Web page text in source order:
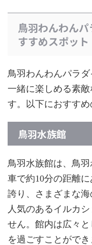
鳥羽わんわん
すすめスポット
鳥羽わんわんパラ
一緒に楽しめる素
す。以下におすすめ
鳥羽水族館
鳥羽水族館は、鳥
車で約10分の距離
誇り、さまざまな
人気のあるイルカ
せん。館内は広々
を過ごすことがで